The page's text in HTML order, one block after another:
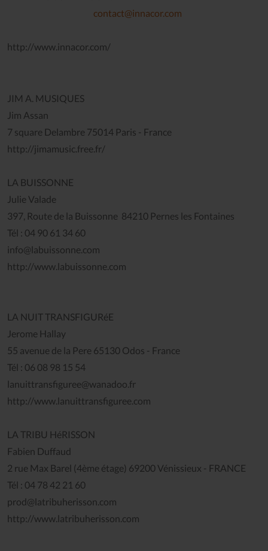
contact@innacor.com
http://www.innacor.com/
JIM A. MUSIQUES
Jim Assan
7 square Delambre 75014 Paris - France
http://jimamusic.free.fr/
LA BUISSONNE
Julie Valade
397, Route de la Buissonne 84210 Pernes les Fontaines
Tél : 04 90 61 34 60
info@labuissonne.com
http://www.labuissonne.com
LA NUIT TRANSFIGURéE
Jerome Hallay
55 avenue de la Pere 65130 Odos - France
Tél : 06 08 98 15 54
lanuittransfiguree@wanadoo.fr
http://www.lanuittransfiguree.com
LA TRIBU HéRISSON
Fabien Duffaud
2 rue Max Barel (4ème étage) 69200 Vénissieux - FRANCE
Tél : 04 78 42 21 60
prod@latribuherisson.com
http://www.latribuherisson.com